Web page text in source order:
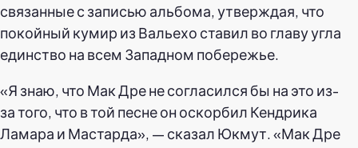
связанные с записью альбома, утверждая, что
покойный кумир из Вальехо ставил во главу угла
единство на всем Западном побережье.
«Я знаю, что Мак Дре не согласился бы на это из-
за того, что в той песне он оскорбил Кендрика
Ламара и Мастарда», — сказал Юкмут. «Мак Дре